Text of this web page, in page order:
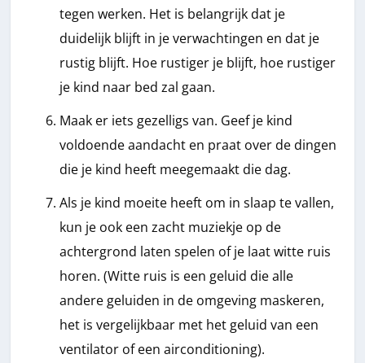
tegen werken. Het is belangrijk dat je
duidelijk blijft in je verwachtingen en dat je
rustig blijft. Hoe rustiger je blijft, hoe rustiger
je kind naar bed zal gaan.
Maak er iets gezelligs van. Geef je kind
voldoende aandacht en praat over de dingen
die je kind heeft meegemaakt die dag.
Als je kind moeite heeft om in slaap te vallen,
kun je ook een zacht muziekje op de
achtergrond laten spelen of je laat witte ruis
horen. (Witte ruis is een geluid die alle
andere geluiden in de omgeving maskeren,
het is vergelijkbaar met het geluid van een
ventilator of een airconditioning).